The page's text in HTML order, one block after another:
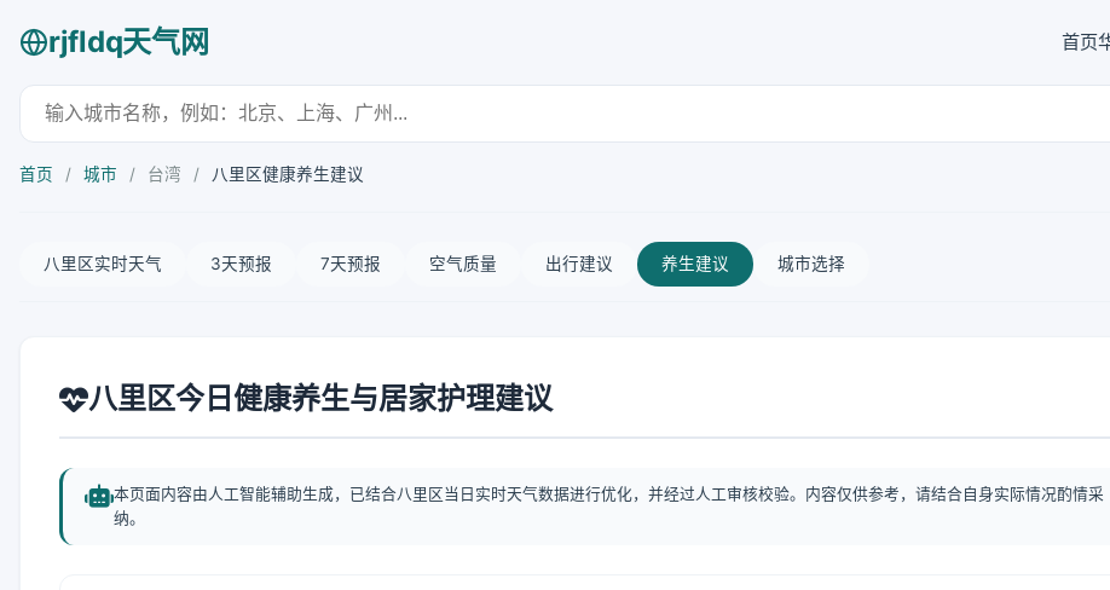
rjfldq天气网 首页
首页 / 城市 / 台湾 / 八里区健康养生建议
八里区实时天气 3天预报 7天预报 空气质量 出行建议 养生建议 城市选择
八里区今日健康养生与居家护理建议
本页面内容由人工智能辅助生成，已结合八里区当日实时天气数据进行优化，并经过人工审核校验。内容仅供参考，请结合自身实际情况酌情采
纳。